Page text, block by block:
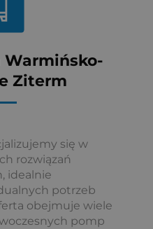
Warmińsko-
Ziterm
się w
rozwiązań
idealnie
potrzeb
obejmuje wiele
pomp